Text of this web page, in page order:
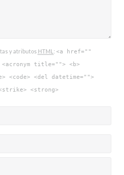
y atributos HTML : <a href=""
title=""> <b>
<code> <del datetime="">
<strong>